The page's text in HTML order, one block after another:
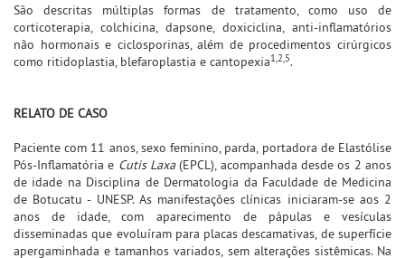
São descritas múltiplas formas de tratamento, como uso de
corticoterapia, colchicina, dapsone, doxiciclina, anti-inflamatórios
não hormonais e ciclosporinas, além de procedimentos cirúrgicos
como ritidoplastia, blefaroplastia e cantopexia1,2,5.
RELATO DE CASO
Paciente com 11 anos, sexo feminino, parda, portadora de Elastólise
Pós-Inflamatória e Cutis Laxa(EPCL), acompanhada desde os 2 anos
de idade na Disciplina de Dermatologia da Faculdade de Medicina
de Botucatu - UNESP. As manifestações clínicas iniciaram-se aos 2
anos de idade, com aparecimento de pápulas e vesículas
disseminadas que evoluíram para placas descamativas, de superfície
apergaminhada e tamanhos variados, sem alterações sistêmicas. Na